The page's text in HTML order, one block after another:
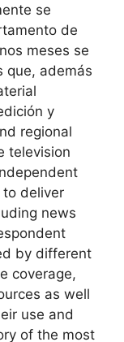
se
de
meses se
que, además
y
regional
television
deliver
news
by different
coverage,
as well
use and
of the most